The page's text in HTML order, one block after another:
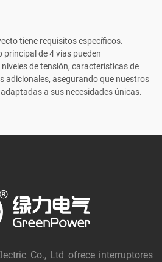
tiene requisitos específicos.
principal de 4 vías pueden
de tensión, características de
adicionales, asegurando que nuestros
a sus necesidades únicas.
Co., Ltd ofrece interruptores